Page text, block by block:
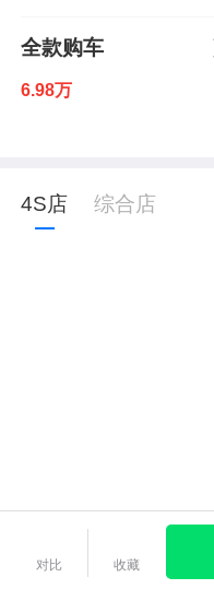
全款购车
6.98万
4S店 综合店
对比 收藏